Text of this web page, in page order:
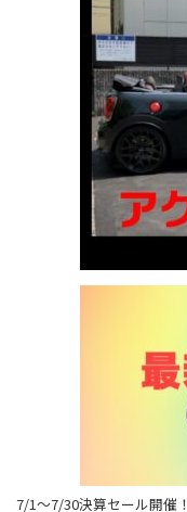
7/1～7/30決算セール開催！